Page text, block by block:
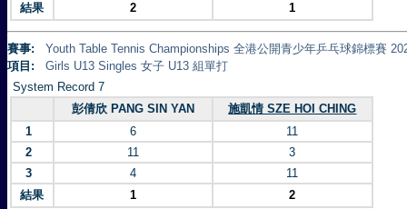
結果
2 1
賽事:
Youth Table Tennis Championships 全港公開青少年乒乓球錦標賽
項目:
Girls U13 Singles 女子 U13 組單打
System Record 7
彭倩欣 PANG SIN YAN
施凱情 SZE HOI CHING
1
6
11
2
11
3
3
4
11
結果
1 2